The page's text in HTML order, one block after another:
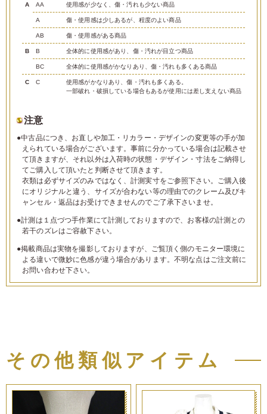
A AA 使用感が少なく、傷・汚れも少ない商品
A 傷・使用感は少しあるが、程度のよい商品
AB 傷・使用感がある商品
B B 全体的に使用感があり、傷・汚れが目立つ商品
BC 全体的に使用感がかなりあり、傷・汚れも多くある商品
C C
使用感がかなりあり、傷・汚れも多くある。
一部破れ・破損している場合もあるが使用には差し支えない商品
注意
●中古品につき、お直しや加工・リカラー・デザインの変更等の手が加
えられている場合がございます。事前に分かっている場合は記載させ
て頂きますが、それ以外は入荷時の状態・デザイン・寸法をご納得し
てご購入して頂いたと判断させて頂きます。
衣類は必ずサイズのみではなく、計測実寸をご参照下さい。ご購入後
にオリジナルと違う、サイズが合わない等の理由でのクレーム及びキ
ャンセル・返品はお受けできませんのでご了承下さいませ。
●計測は１点づつ手作業にて計測しておりますので、お客様の計測との
若干のズレはご容赦下さい。
●掲載商品は実物を撮影しておりますが、ご覧頂く側のモニター環境に
よる違いで微妙に色感が違う場合があります。不明な点はご注文前に
お問い合わせ下さい。
その他類似アイテム